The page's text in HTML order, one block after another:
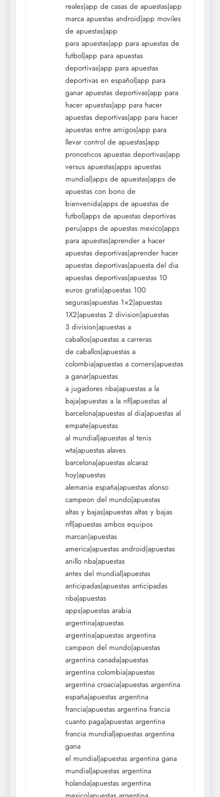
reales|app de casas de apuestas|app
marca apuestas android|app moviles
de apuestas|app
para apuestas|app para apuestas de
futbol|app para apuestas
deportivas|app para apuestas
deportivas en español|app para
ganar apuestas deportivas|app para
hacer apuestas|app para hacer
apuestas deportivas|app para hacer
apuestas entre amigos|app para
llevar control de apuestas|app
pronosticos apuestas deportivas|app
versus apuestas|apps apuestas
mundial|apps de apuestas|apps de
apuestas con bono de
bienvenida|apps de apuestas de
futbol|apps de apuestas deportivas
peru|apps de apuestas mexico|apps
para apuestas|aprender a hacer
apuestas deportivas|aprender hacer
apuestas deportivas|apuesta del dia
apuestas deportivas|apuestas 10
euros gratis|apuestas 100
seguras|apuestas 1×2|apuestas
1X2|apuestas 2 division|apuestas
3 division|apuestas a
caballos|apuestas a carreras
de caballos|apuestas a
colombia|apuestas a corners|apuestas
a ganar|apuestas
a jugadores nba|apuestas a la
baja|apuestas a la nfl|apuestas al
barcelona|apuestas al dia|apuestas al
empate|apuestas
al mundial|apuestas al tenis
wta|apuestas alaves
barcelona|apuestas alcaraz
hoy|apuestas
alemania españa|apuestas alonso
campeon del mundo|apuestas
altas y bajas|apuestas altas y bajas
nfl|apuestas ambos equipos
marcan|apuestas
america|apuestas android|apuestas
anillo nba|apuestas
antes del mundial|apuestas
anticipadas|apuestas anticipadas
nba|apuestas
apps|apuestas arabia
argentina|apuestas
argentina|apuestas argentina
campeon del mundo|apuestas
argentina canada|apuestas
argentina colombia|apuestas
argentina croacia|apuestas argentina
españa|apuestas argentina
francia|apuestas argentina francia
cuanto paga|apuestas argentina
francia mundial|apuestas argentina
gana
el mundial|apuestas argentina gana
mundial|apuestas argentina
holanda|apuestas argentina